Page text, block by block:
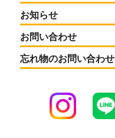
お知らせ
お問い合わせ
忘れ物のお問い合わせ